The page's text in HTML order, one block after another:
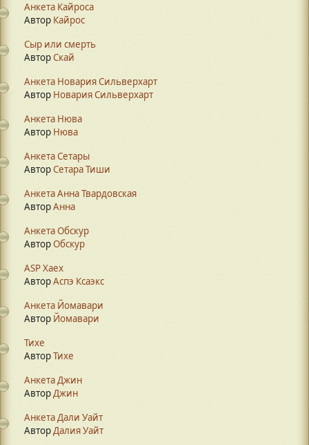
Анкета Кайроса
Автор Кайрос
Сыр или смерть
АвторСкай
Анкета Новария Сильверхарт
Автор Новария Сильверхарт
Анкета Нюва
Автор Нюва
Анкета Сетары
АвторСетара Тиши
Анкета Анна Твардовская
АвторАнна
Анкета Обскур
АвторОбскур
ASP Xaex
АвторАспэ Ксаэкс
Анкета Йомавари
Автор Йомавари
Тихе
АвторТихе
Анкета Джин
АвторДжин
Анкета Дали Уайт
АвторДалия Уайт